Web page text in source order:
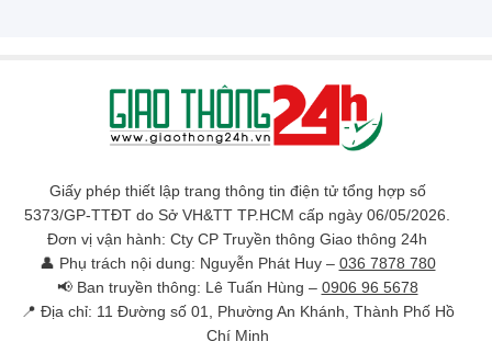
Nhiều quy định mới quản chặt xe hợp
đồng
Tăng tốc thi công nhà ga sân bay Long
Thành, đón chuyến bay thương mại đầu
tiên vào tháng 12/2026
20:42 24/07/2026